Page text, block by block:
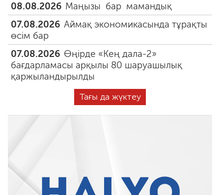
08.08.2026 Маңызы бар мамандық
07.08.2026 Аймақ экономикасында тұрақты
өсім бар
07.08.2026 Өңірде «Кең дала-2»
бағдарламасы арқылы 80 шаруашылық
қаржыландырылды
Тағы да жүктеу